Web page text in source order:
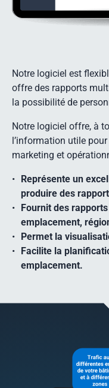
Notre logiciel est
offre des rapports
la possibilité de
Notre logiciel offre, à
l’information utile
marketing et
Représente un
produire des
Fournit des
emplacement,
Permet la
Facilite la
emplacement.